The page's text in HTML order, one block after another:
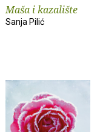
Maša i kazalište
Sanja Pilić